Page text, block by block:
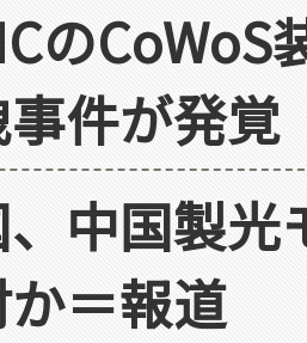
の
件が発覚
中国製光
＝報道